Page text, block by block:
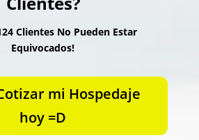
Clientes No Pueden Estar
Equivocados!
mi Hospedaje
hoy =D